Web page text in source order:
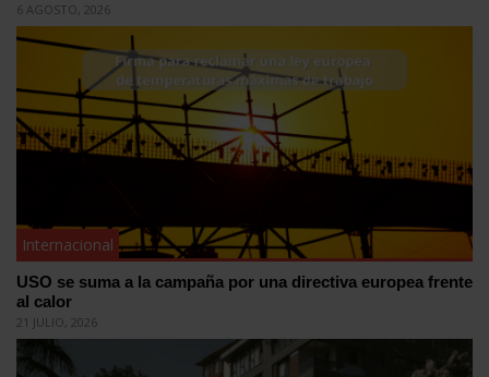
6 AGOSTO, 2026
Internacional
USO se suma a la campaña por una directiva europea frente
al calor
21 JULIO, 2026